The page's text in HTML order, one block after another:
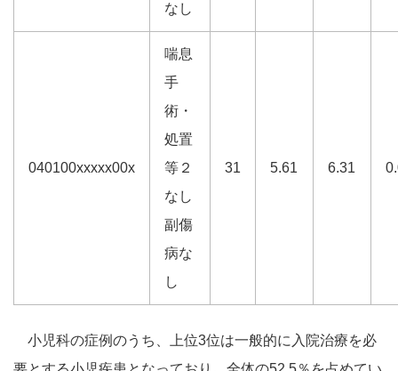
なし
040100xxxxx00x
喘息
手
術・
処置
等２
なし
副傷
病な
し
31 5.61 6.31
小児科の症例のうち、上位3位は一般的に入院治療を必